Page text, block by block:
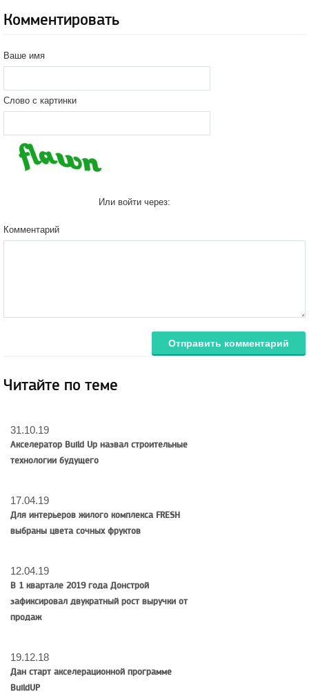
Комментировать
Ваше имя
Слово с картинки
Или войти через:
Комментарий
Отправить комментарий
Читайте по теме
31.10.19
Акселератор Build Up назвал строительные
технологии будущего
17.04.19
Для интерьеров жилого комплекса FRESH
выбраны цвета сочных фруктов
12.04.19
В 1 квартале 2019 года Донстрой
зафиксировал двукратный рост выручки от
продаж
19.12.18
Дан старт акселерационной программе
BuildUP